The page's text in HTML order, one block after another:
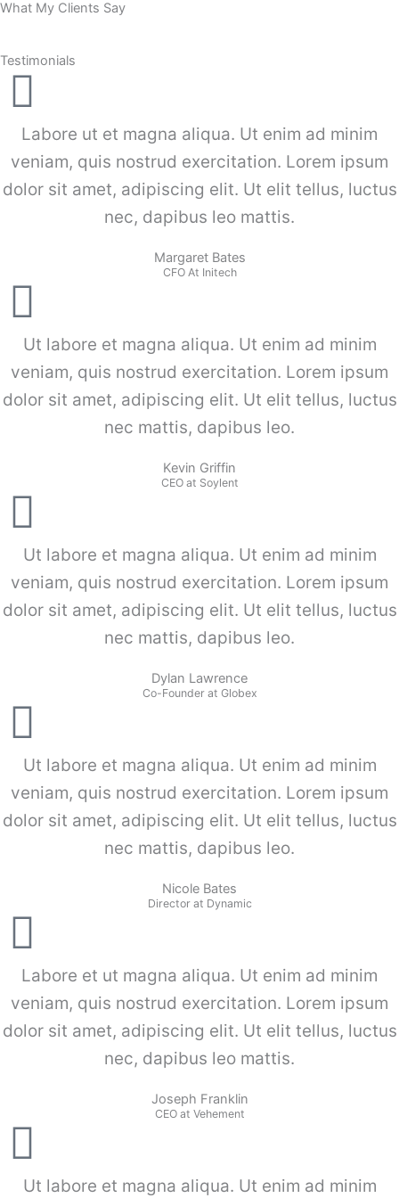
Zum
springen
What My Clients Say
Testimonials
Labore ut et magna aliqua. Ut enim ad minim
veniam, quis nostrud exercitation. Lorem ipsum
dolor sit amet, adipiscing elit. Ut elit tellus, luctus
nec, dapibus leo mattis.
Margaret Bates
CFO At Initech
Ut labore et magna aliqua. Ut enim ad minim
veniam, quis nostrud exercitation. Lorem ipsum
dolor sit amet, adipiscing elit. Ut elit tellus, luctus
nec mattis, dapibus leo.
Kevin Griffin
CEO at Soylent
Ut labore et magna aliqua. Ut enim ad minim
veniam, quis nostrud exercitation. Lorem ipsum
dolor sit amet, adipiscing elit. Ut elit tellus, luctus
nec mattis, dapibus leo.
Dylan Lawrence
Co-Founder at Globex
Ut labore et magna aliqua. Ut enim ad minim
veniam, quis nostrud exercitation. Lorem ipsum
dolor sit amet, adipiscing elit. Ut elit tellus, luctus
nec mattis, dapibus leo.
Nicole Bates
Director at Dynamic
Labore et ut magna aliqua. Ut enim ad minim
veniam, quis nostrud exercitation. Lorem ipsum
dolor sit amet, adipiscing elit. Ut elit tellus, luctus
nec, dapibus leo mattis.
Joseph Franklin
CEO at Vehement
Ut labore et magna aliqua. Ut enim ad minim